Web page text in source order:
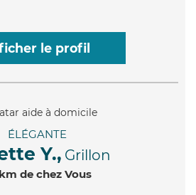
le profil
ÉLÉGANTE
Y., Grillon
de chez Vous